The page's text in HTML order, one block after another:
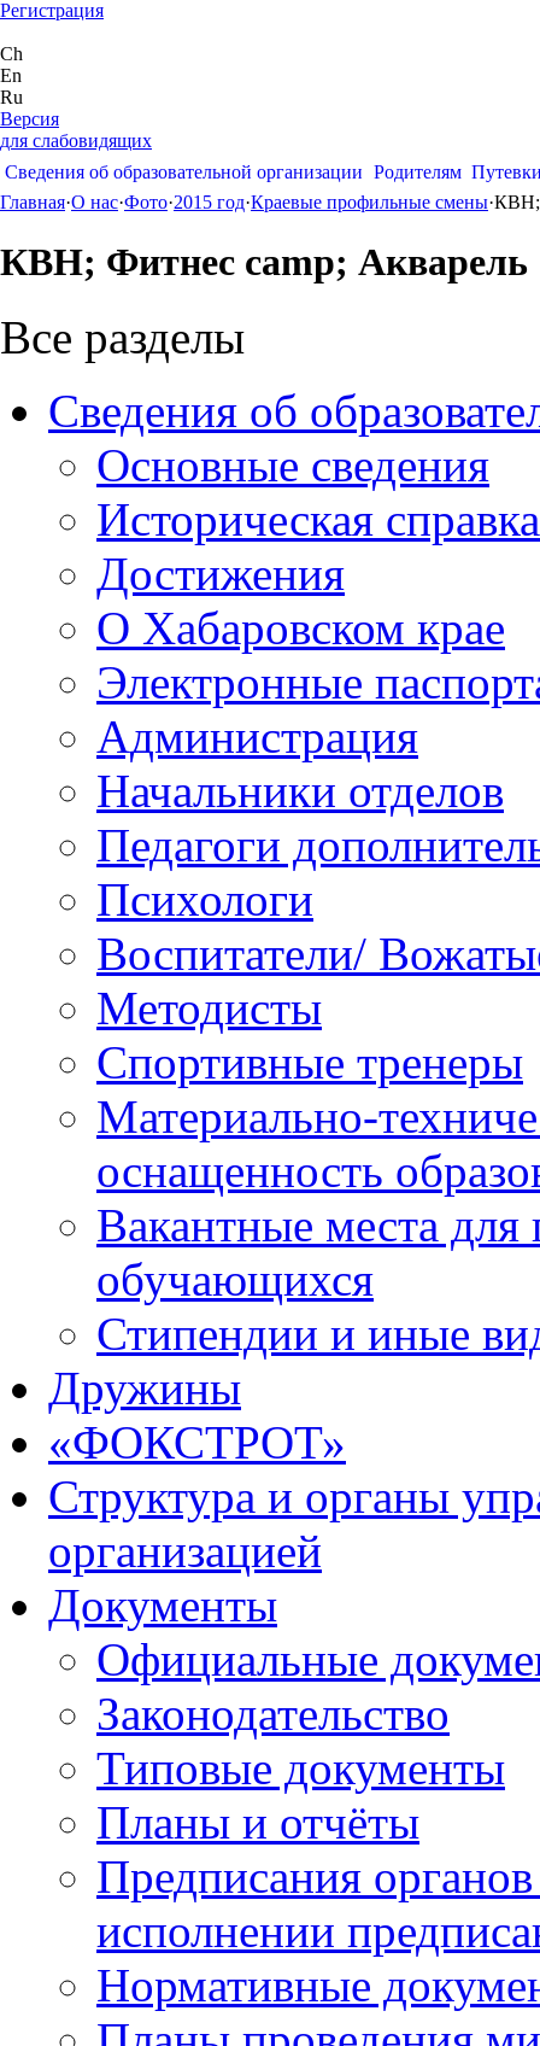
Регистрация
Ch
En
Ru
Версия
для слабовидящих
Сведения об образовательной организации Родителям
Главная·О нас·Фото·2015 год·Краевые профильные смены·КВН;
КВН; Фитнес camp; Акварель
Все разделы
Сведения об
Основные сведения
Историческая справка
Достижения
О Хабаровском крае
Электронные
Администрация
Начальники отделов
Педагоги
Психологи
Воспитатели/
Методисты
Спортивные тренеры
Материально-
оснащенность
Вакантные места для
обучающихся
Стипендии и иные
Дружины
«ФОКСТРОТ»
Структура и органы
организацией
Документы
Официальные
Законодательство
Типовые документы
Планы и отчёты
Предписания
исполнении
Нормативные